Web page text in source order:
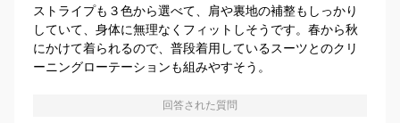
ストライプも３色から選べて、肩や裏地の補整もしっかり
していて、身体に無理なくフィットしそうです。春から秋
にかけて着られるので、普段着用しているスーツとのクリ
ーニングローテーションも組みやすそう。
回答された質問